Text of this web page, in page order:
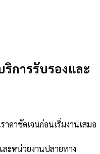
ริการรับรองและ
คาชัดเจนก่อนเริ่มงานเสมอ
ะหน่วยงานปลายทาง